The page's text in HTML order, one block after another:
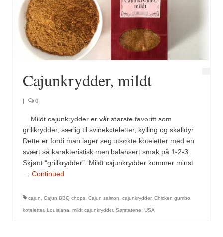
Guindillas
Herbes de Provence
Kjørvel
Løpstikke
Merian
Mirepoix
Ñora
Paprikapulver, edelsøtt
Cajunkrydder, mildt
| 0
Mildt cajunkrydder er vår største favoritt som
grillkrydder, særlig til svinekoteletter, kylling og skalldyr.
Dette er fordi man lager seg utsøkte koteletter med en
svært så karakteristisk men balansert smak på 1-2-3.
Skjønt “grillkrydder”. Mildt cajunkrydder kommer minst
Continued
cajun Cajun BBQ chops Cajun salmon cajunkrydder, Chicken gumbo
koteletter, Louisiana mildt cajunkrydder, Sørstatene USA